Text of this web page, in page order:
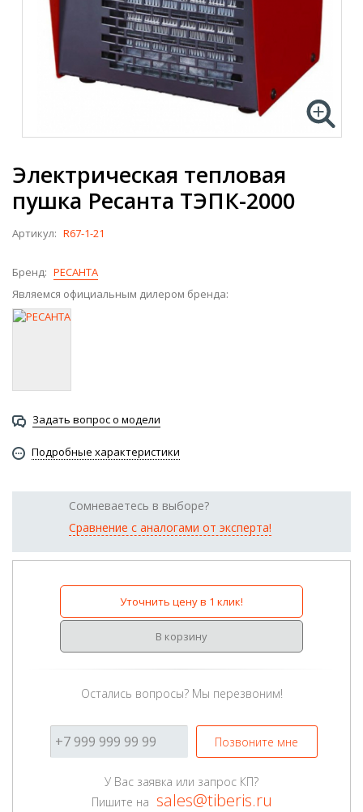
Электрическая тепловая
пушка Ресанта ТЭПК-2000
Артикул: R67-1-21
Бренд: РЕСАНТА
Являемся официальным дилером бренда:
Задать вопрос о модели
Подробные характеристики
Сомневаетесь в выборе?
Сравнение с аналогами от эксперта!
Уточнить цену в 1 клик!
В корзину
Остались вопросы? Мы перезвоним!
Позвоните мне
У Вас заявка или запрос КП?
Пишите на sales@tiberis.ru